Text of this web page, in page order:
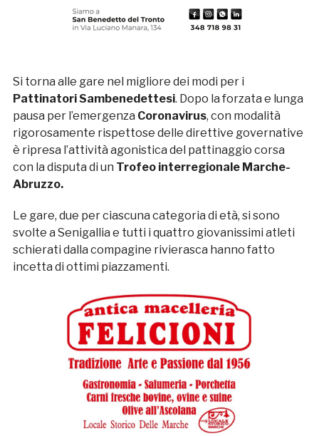
Si torna alle gare nel migliore dei modi per i
Pattinatori Sambenedettesi. Dopo la forzata e lunga
pausa per l’emergenza Coronavirus, con modalità
rigorosamente rispettose delle direttive governative
è ripresa l’attività agonistica del pattinaggio corsa
con la disputa di un Trofeo interregionale Marche-
Abruzzo.
Le gare, due per ciascuna categoria di età, si sono
svolte a Senigallia e tutti i quattro giovanissimi atleti
schierati dalla compagine rivierasca hanno fatto
incetta di ottimi piazzamenti.